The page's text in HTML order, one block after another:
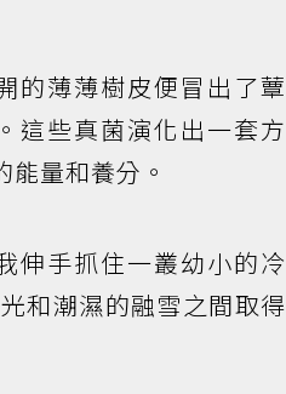
的薄薄樹皮便冒出了蕈
這些真菌演化出一套方
量和養分。
伸手抓住一叢幼小的冷
和潮濕的融雪之間取得